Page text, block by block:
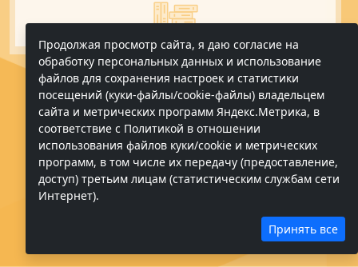
Продолжая просмотр сайта, я даю согласие на
обработку персональных данных и использование
файлов для сохранения настроек и статистики
посещений (куки-файлы/cookie-файлы) владельцем
сайта и метрических программ Яндекс.Метрика, в
соответствие с Политикой в отношении
использования файлов куки/cookie и метрических
программ, в том числе их передачу (предоставление,
доступ) третьим лицам (статистическим службам сети
Интернет).
Принять все